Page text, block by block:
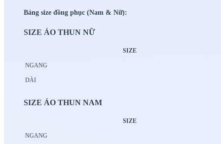
Bảng size đồng phục (Nam & Nữ):
SIZE ÁO THUN NỮ
SIZE
NGANG
DÀI
SIZE ÁO THUN NAM
SIZE
NGANG